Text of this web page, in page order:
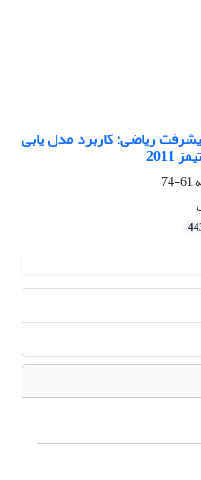
ریاضی: کاربرد مدل یابی
61-74